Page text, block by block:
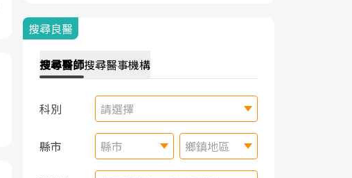
搜尋良醫
搜尋醫師搜尋醫事機構
科別 請選擇
縣市 縣市 鄉鎮地區